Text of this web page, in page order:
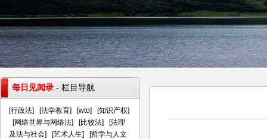
每日见闻录 - 栏目导航
[行政法] [法学教育] [wto] [知识产权]
[网络世界与网络法] [比较法] [法理
及法与社会] [艺术人生] [哲学与人文